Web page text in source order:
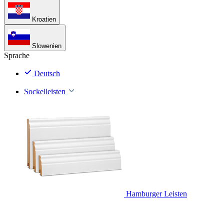
Kroatien
Slowenien
Sprache
Deutsch
Sockelleisten
Hamburger Leisten